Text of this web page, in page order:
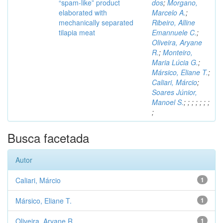
“spam-like” product
elaborated with
mechanically separated
tilapia meat
dos; Morgano,
Marcelo A.;
Ribeiro, Alline
Emannuele C.;
Oliveira, Aryane
R.; Monteiro,
Maria Lúcia G.;
Mársico, Eliane T.;
Caliari, Márcio;
Soares Júnior,
Manoel S.; ; ; ; ; ; ;
;
Busca facetada
Autor
1
Caliari, Márcio
1
Mársico, Eliane T.
1